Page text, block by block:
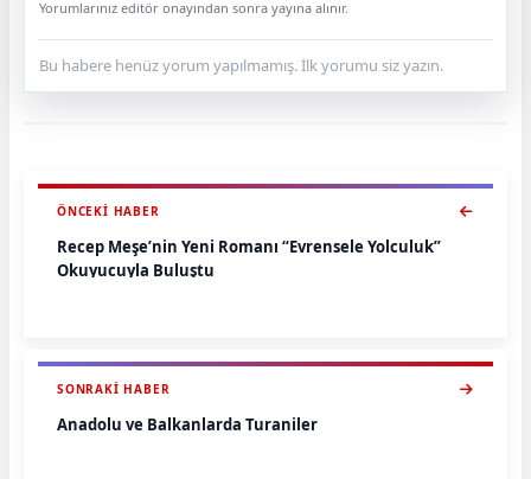
Yorumlarınız editör onayından sonra yayına alınır.
Bu habere henüz yorum yapılmamış. İlk yorumu siz yazın.
ÖNCEKI HABER
Recep Meşe’nin Yeni Romanı “Evrensele Yolculuk”
Okuyucuyla Buluştu
SONRAKI HABER
Anadolu ve Balkanlarda Turaniler